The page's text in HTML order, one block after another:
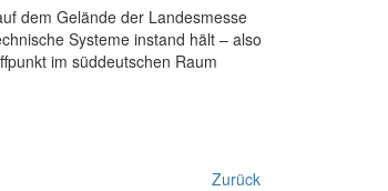
dem Gelände der Landesmesse
Systeme instand hält – also
im süddeutschen Raum
Zurück